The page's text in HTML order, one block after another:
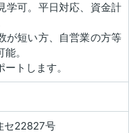
学可。平日対応、資金計
が短い方、自営業の方等
。
トします。
セ22827号